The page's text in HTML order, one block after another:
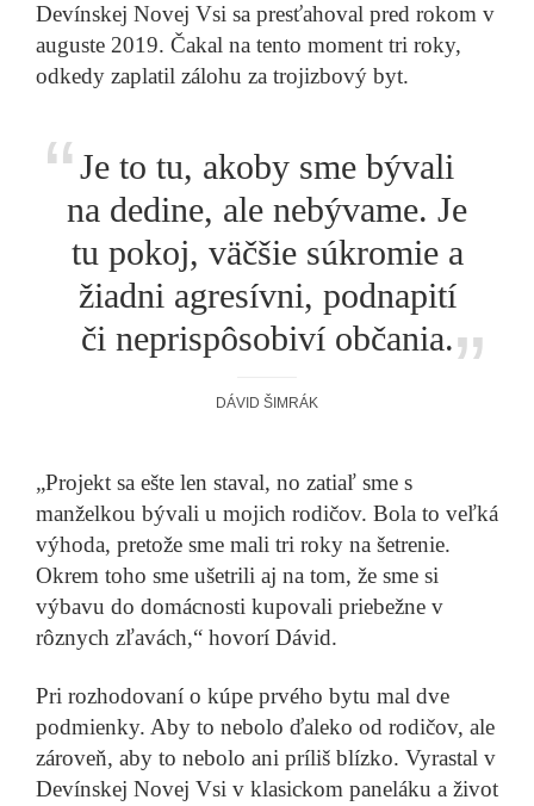
Devínskej Novej Vsi sa presťahoval pred rokom v
auguste 2019. Čakal na tento moment tri roky,
odkedy zaplatil zálohu za trojizbový byt.
“Je to tu, akoby sme bývali
na dedine, ale nebývame. Je
tu pokoj, väčšie súkromie a
žiadni agresívni, podnapití
či neprispôsobiví občania.„
DÁVID ŠIMRÁK
„Projekt sa ešte len staval, no zatiaľ sme s
manželkou bývali u mojich rodičov. Bola to veľká
výhoda, pretože sme mali tri roky na šetrenie.
Okrem toho sme ušetrili aj na tom, že sme si
výbavu do domácnosti kupovali priebežne v
rôznych zľavách,“ hovorí Dávid.
Pri rozhodovaní o kúpe prvého bytu mal dve
podmienky. Aby to nebolo ďaleko od rodičov, ale
zároveň, aby to nebolo ani príliš blízko. Vyrastal v
Devínskej Novej Vsi v klasickom paneláku a život